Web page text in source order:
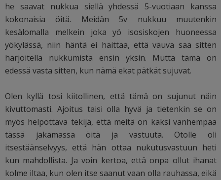
he saavat nukkua siellä yhdessä 5-vuotiaan kanssa
kokonaisia öitä. Meidän 5v nukkuu muutenkin
kesälomalla melkein joka yö isosiskojen huoneessa
yökylässä, niin häntä ei haittaa, että vauva saa sitten
harjoitella nukkumista ensin yksin. Mutta tämä on
edessä vasta sitten, kun nämä ekat pätkät sujuvat.
Olen kyllä tosi kiitollinen, että tämä on sujunut näin
kivuttomasti. Ajoitus taisi olla hyvä ja tietenkin se on
myös helpottava tekijä, että meitä on kaksi vanhempaa
tässä jakamassa öitä ja vastuuta. Otolle oli
itsestäänselvyys, että hän ottaa nukutusvastuun heti
kun mahdollista. Ja voin kertoa, että onpa ollut ihanat
kolme iltaa, kun olen itse saanut vaan olla rauhassa, eikä